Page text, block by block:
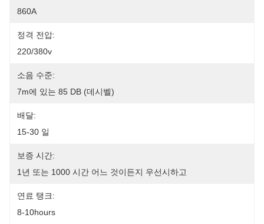
860A
정격 전압:
220/380v
소음 수준:
7m에 있는 85 DB (데시벨)
배달:
15-30 일
보증 시간:
1년 또는 1000 시간 어느 것이든지 우선시하고
연료 탱크:
8-10hours